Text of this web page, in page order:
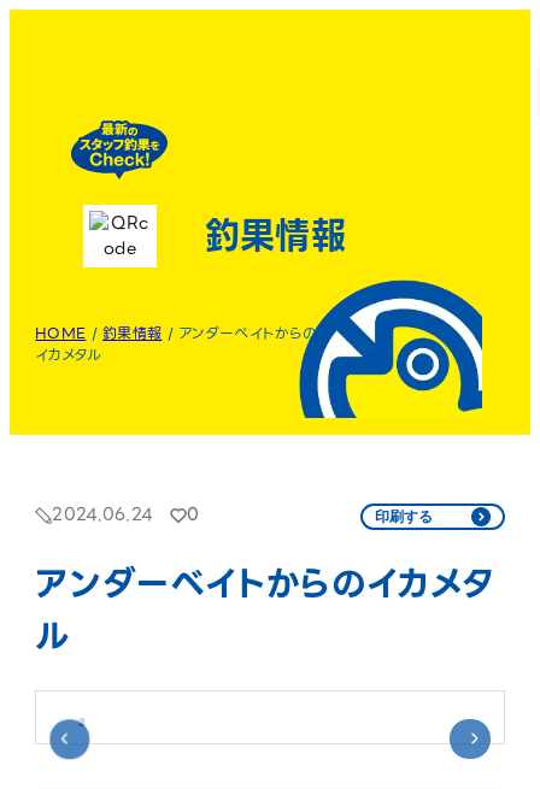
釣果情報
HOME /釣果情報 / アンダーベイトからの
イカメタル
2024.06.24 0 印刷する
アンダーベイトからのイカメタ
ル